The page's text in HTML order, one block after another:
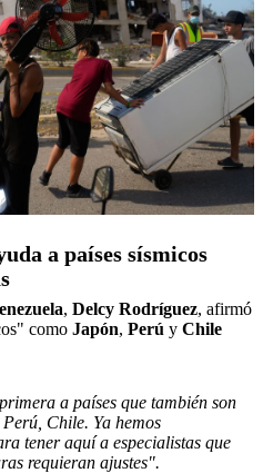
a países sísmicos
, Delcy Rodríguez, afirmó
como Japón, Perú y Chile
a países que también son
Chile. Ya hemos
tener aquí a especialistas que
requieran ajustes".